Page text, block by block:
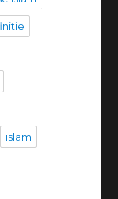
islam